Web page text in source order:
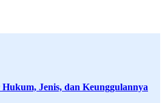
Jenis, dan Keunggulannya